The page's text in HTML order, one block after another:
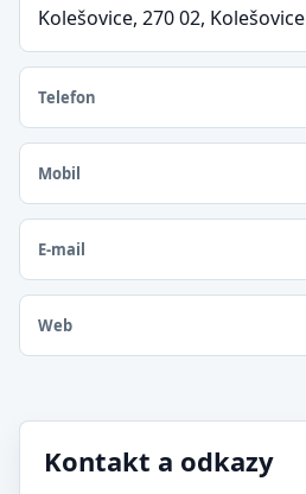
Kolešovice, 270 02, Kolešovice
Telefon
Mobil
E-mail
Web
Kontakt a odkazy